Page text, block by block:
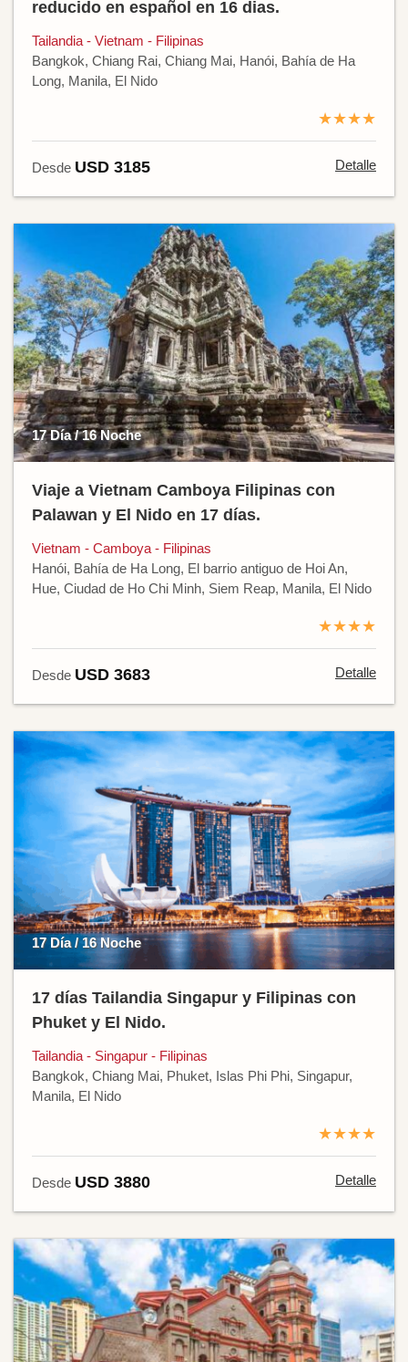
reducido en español en 16 dias.
Tailandia - Vietnam - Filipinas
Bangkok, Chiang Rai, Chiang Mai, Hanói, Bahía de Ha
Long, Manila, El Nido
★★★★
Desde USD 3185 Detalle
17 Día / 16 Noche
Viaje a Vietnam Camboya Filipinas con
Palawan y El Nido en 17 días.
Vietnam - Camboya - Filipinas
Hanói, Bahía de Ha Long, El barrio antiguo de Hoi An,
Hue, Ciudad de Ho Chi Minh, Siem Reap, Manila, El Nido
★★★★
Desde USD 3683 Detalle
17 Día / 16 Noche
17 días Tailandia Singapur y Filipinas con
Phuket y El Nido.
Tailandia - Singapur - Filipinas
Bangkok, Chiang Mai, Phuket, Islas Phi Phi, Singapur,
Manila, El Nido
★★★★
Desde USD 3880 Detalle